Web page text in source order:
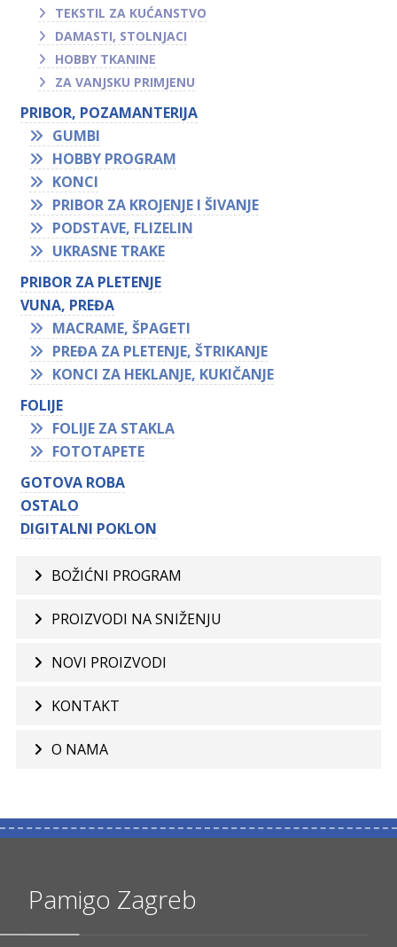
TEKSTIL ZA KUĆANSTVO
DAMASTI, STOLNJACI
HOBBY TKANINE
ZA VANJSKU PRIMJENU
PRIBOR, POZAMANTERIJA
GUMBI
HOBBY PROGRAM
KONCI
PRIBOR ZA KROJENJE I ŠIVANJE
PODSTAVE, FLIZELIN
UKRASNE TRAKE
PRIBOR ZA PLETENJE
VUNA, PREĐA
MACRAME, ŠPAGETI
PREĐA ZA PLETENJE, ŠTRIKANJE
KONCI ZA HEKLANJE, KUKIČANJE
FOLIJE
FOLIJE ZA STAKLA
FOTOTAPETE
GOTOVA ROBA
OSTALO
DIGITALNI POKLON
BOŽIĆNI PROGRAM
PROIZVODI NA SNIŽENJU
NOVI PROIZVODI
KONTAKT
O NAMA
Pamigo Zagreb